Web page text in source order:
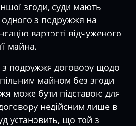
згоди, суди мають
з подружжя на
вартості відчуженого
майна.
подружжя договору щодо
майном без згоди
може бути підставою для
недійсним лише в
установить, що той з